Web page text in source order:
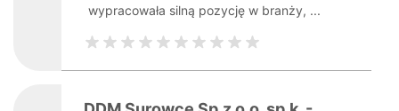
wypracowała silną pozycję w branży, ...